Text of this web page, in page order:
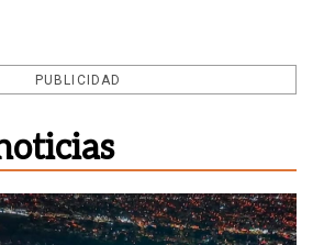
PUBLICIDAD